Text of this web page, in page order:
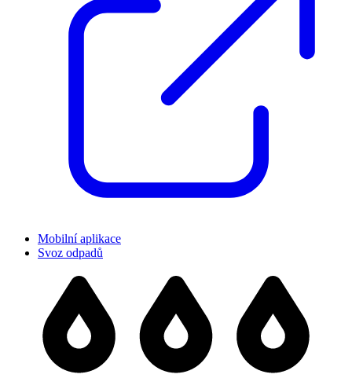
Mobilní aplikace
Svoz odpadů